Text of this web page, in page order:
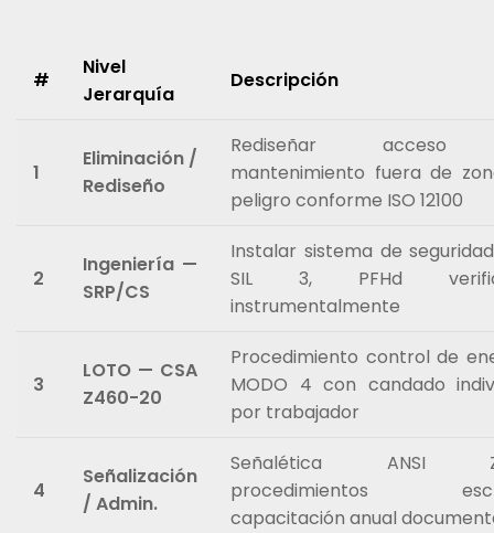
#
Nivel
Jerarquía
Descripción
1
Eliminación /
Rediseño
Rediseñar
mantenimiento fuera de
peligro conforme ISO 12100
2
Ingeniería —
SRP/CS
Instalar sistema de
SIL 3, PFHd
instrumentalmente
3
LOTO — CSA
Z460-20
Procedimiento control de
MODO 4 con candado
por trabajador
4
Señalización
/ Admin.
Señalética ANSI
procedimientos
capacitación anual